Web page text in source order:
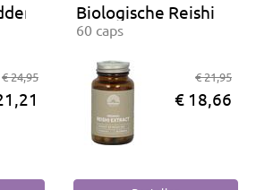
complex
€ 24,95
Biologische Reishi
60 caps
€ 21,95
€ 18,66